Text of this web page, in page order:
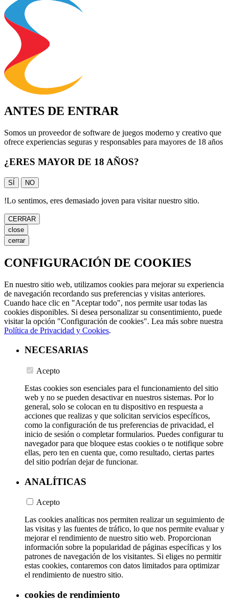
ANTES DE ENTRAR
Somos un proveedor de software de juegos moderno y creativo que
ofrece experiencias seguras y responsables para mayores de 18 años
¿ERES MAYOR DE 18 AÑOS?
SÍ NO
!Lo sentimos, eres demasiado joven para visitar nuestro sitio.
CERRAR
close
cerrar
CONFIGURACIÓN DE COOKIES
En nuestro sitio web, utilizamos cookies para mejorar su experiencia
de navegación recordando sus preferencias y visitas anteriores.
Cuando hace clic en "Aceptar todo", nos permite usar todas las
cookies disponibles. Si desea personalizar su consentimiento, puede
visitar la opción "Configuración de cookies". Lea más sobre nuestra
Política de Privacidad y Cookies.
NECESARIAS
Acepto
Estas cookies son esenciales para el funcionamiento del sitio
web y no se pueden desactivar en nuestros sistemas. Por lo
general, solo se colocan en tu dispositivo en respuesta a
acciones que realizas y que solicitan servicios específicos,
como la configuración de tus preferencias de privacidad, el
inicio de sesión o completar formularios. Puedes configurar tu
navegador para que bloquee estas cookies o te notifique sobre
ellas, pero ten en cuenta que, como resultado, ciertas partes
del sitio podrían dejar de funcionar.
ANALÍTICAS
Acepto
Las cookies analíticas nos permiten realizar un seguimiento de
las visitas y las fuentes de tráfico, lo que nos permite evaluar y
mejorar el rendimiento de nuestro sitio web. Proporcionan
información sobre la popularidad de páginas específicas y los
patrones de navegación de los visitantes. Si eliges no permitir
estas cookies, contaremos con datos limitados para optimizar
el rendimiento de nuestro sitio.
cookies de rendimiento